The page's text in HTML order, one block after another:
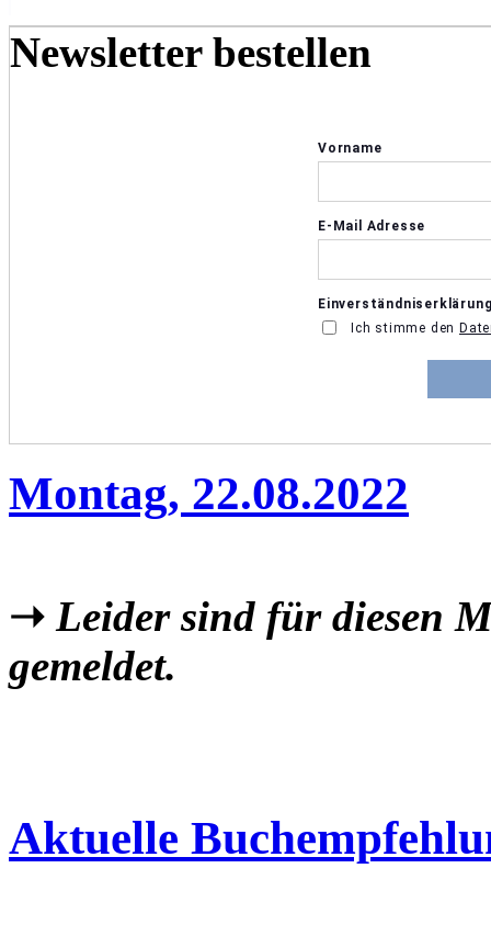
Newsletter bestellen
Montag, 22.08.2022
➝ Leider sind für diesen
gemeldet.
Aktuelle